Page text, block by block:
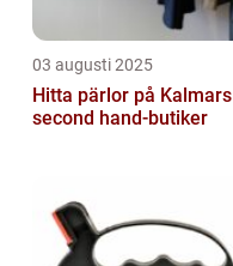
03 augusti 2025
Hitta pärlor på Kalmars
second hand-butiker